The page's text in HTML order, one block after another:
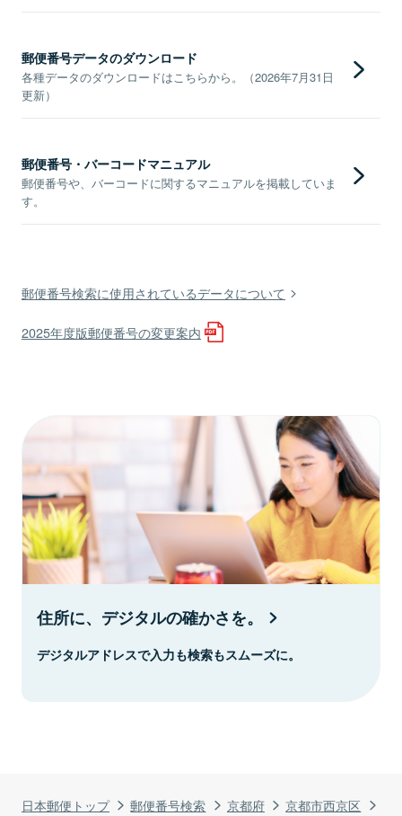
日本郵便トップ 郵便番号検索 京都府
京都市西京区
郵便番号データのダウンロード
各種データのダウンロードはこちらから。（2026年7月31日
更新）
郵便番号・バーコードマニュアル
郵便番号や、バーコードに関するマニュアルを掲載していま
す。
郵便番号検索に使用されているデータについて
2025年度版郵便番号の変更案内
住所に、デジタルの確かさを。
デジタルアドレスで入力も検索もスムーズに。